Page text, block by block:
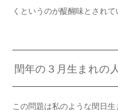
くというのが醍醐味とされて
閏年の３月生まれの
この問題は私のような閏日生